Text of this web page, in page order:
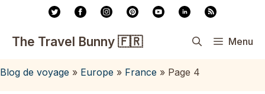
contenu
The Travel Bunny 🇫🇷 Menu
Blog de voyage » Europe » France » Page 4